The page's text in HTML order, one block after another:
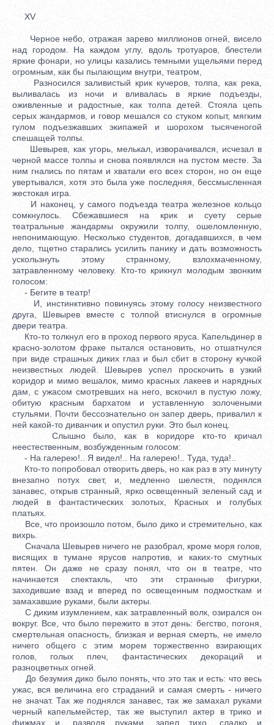
XV
Черное небо, отражая зарево миллионов огней, висело
над городом. На каждом углу, вдоль тротуаров, блестели
яркие фонари, но улицы казались темными ущельями перед
огромным, как бы пылающим внутри, театром,
Разносился заливистый крик кучеров, толпа, как река,
выливалась из ночи и вливалась в яркие подъезды,
оживленные и радостные, как толпа детей. Стояла цепь
серых жандармов, и говор мешался со стуком копыт, мягким
гулом подъезжавших экипажей и шорохом тысяченогой
спешащей толпы.
Шевырев, как угорь, мелькал, изворачивался, исчезал в
черной массе толпы и снова появлялся на пустом месте. За
ним гнались по пятам и хватали его всех сторон, но он еще
увертывался, хотя это была уже последняя, бессмысленная
жестокая игра.
И наконец, у самого подъезда театра железное кольцо
сомкнулось. Сбежавшиеся на крик и суету серые
театральные жандармы окружили толпу, ошеломленную,
непонимающую. Несколько студентов, догадавшихся, в чем
дело, тщетно старались усилить панику и дать возможность
ускользнуть этому странному, взлохмаченному,
затравленному человеку. Кто-то крикнул молодым звонким
голосом:
- Бегите в театр!
И, инстинктивно повинуясь этому голосу неизвестного
друга, Шевырев вместе с толпой втиснулся в огромные
двери театра.
Кто-то толкнул его в проход первого яруса. Капельдинер в
красно-золотом фраке пытался остановить, но отшатнулся
при виде страшных диких глаз и был сбит в сторону кучкой
неизвестных людей. Шевырев успел проскочить в узкий
коридор и мимо вешалок, мимо красных лакеев и нарядных
дам, с ужасом смотревших на него, вскочил в пустую ложу,
обитую красным бархатом и уставленную золочеными
стульями. Почти бессознательно он запер дверь, привалил к
ней какой-то диванчик и опустил руки. Это был конец.
Слышно было, как в коридоре кто-то кричал
неестественным, возбужденным голосом:
- На галерею!.. Я видел!.. На галерею!.. Туда, туда!..
Кто-то попробовал отворить дверь, но как раз в эту минуту
внезапно потух свет, и, медленно шелестя, поднялся
занавес, открыв странный, ярко освещенный зеленый сад и
людей в фантастических золотых, Красных и голубых
платьях.
Все, что произошло потом, было дико и стремительно, как
вихрь.
Сначала Шевырев ничего не разобрал, кроме моря голов,
висящих в тумане ярусов напротив, и каких-то смутных
пятен. Он даже не сразу понял, что он в театре, что
начинается спектакль, что эти странные фигурки,
заходившие взад и вперед по освещенным подмосткам и
замахавшие руками, были актеры.
С диким изумлением, как затравленный волк, озирался он
вокруг. Все, что было пережито в этот день: бегство, погоня,
смертельная опасность, близкая и верная смерть, не имело
ничего общего с этим морем торжественно взирающих
голов, голых плеч, фантастических декораций и
разноцветных огней.
До безумия дико было понять, что это так и есть: что весь
ужас, вся величина его страданий и самая смерть - ничего
не значат. Так же поднялся занавес, так же замахал руками
черный капельмейстер, так же выступил актер в трико и
фижмах и, разводя руками, запел тихо, сладко и